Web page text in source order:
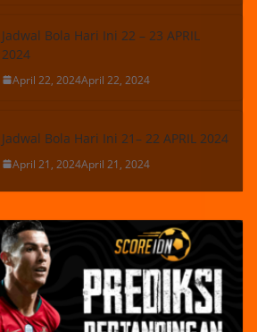
Jadwal Bola Hari Ini 22 – 23 APRIL
2024
April 22, 2024April 22, 2024
Jadwal Bola Hari Ini 21– 22 APRIL 2024
April 21, 2024April 21, 2024